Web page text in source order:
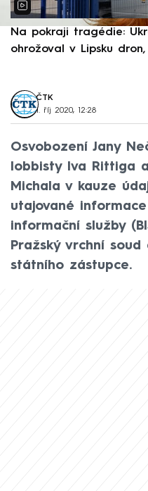
Na pokraji tragédie:
ohrožoval v Lipsku
ČTK
1. říj 2020, 12:28
Osvobození Jany
lobbisty Iva Rittiga
Michala v kauze
utajované
informační služby
Pražský vrchní
státního zástupce.